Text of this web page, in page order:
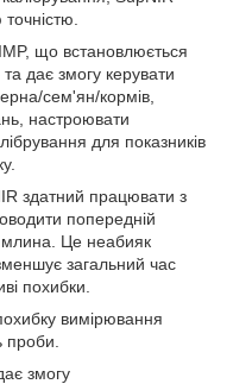
що встановлюється
дає змогу керувати
сем'ян/кормів,
настроювати
для показників
здатний працювати з
попередній
Це неабияк
загальний час
похибки.
вимірювання
проби.
змогу